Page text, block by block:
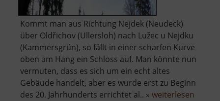
Kommt man aus Richtung Nejdek (Neudeck)
über Oldřichov (Ullersloh) nach Lužec u Nejdku
(Kammersgrün), so fällt in einer scharfen Kurve
oben am Hang ein Schloss auf. Man könnte nun
vermuten, dass es sich um ein echt altes
Gebäude handelt, aber es wurde erst zu Beginn
des 20. Jahrhunderts errichtet al.. » weiterlesen